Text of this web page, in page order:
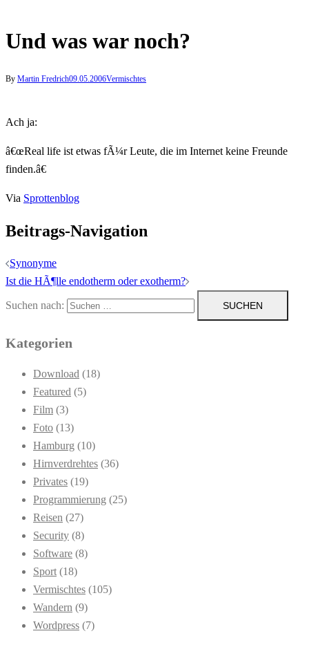
Und was war noch?
By Martin Fredrich09.05.2006Vermischtes
Ach ja:
â€œReal life ist etwas fÃ¼r Leute, die im Internet keine Freunde
finden.â€
Via Sprottenblog
Beitrags-Navigation
Synonyme
Ist die HÃ¶lle endotherm oder exotherm?
Suchen nach:
Kategorien
Download (18)
Featured (5)
Film (3)
Foto (13)
Hamburg (10)
Hirnverdrehtes (36)
Privates (19)
Programmierung (25)
Reisen (27)
Security (8)
Software (8)
Sport (18)
Vermischtes (105)
Wandern (9)
Wordpress (7)